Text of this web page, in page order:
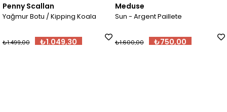
Penny Scallan
Yağmur Botu / Kipping Koala
₺1.049,30
₺1.499,00
Meduse
Sun - Argent Paillete
₺750,00
₺1.600,00